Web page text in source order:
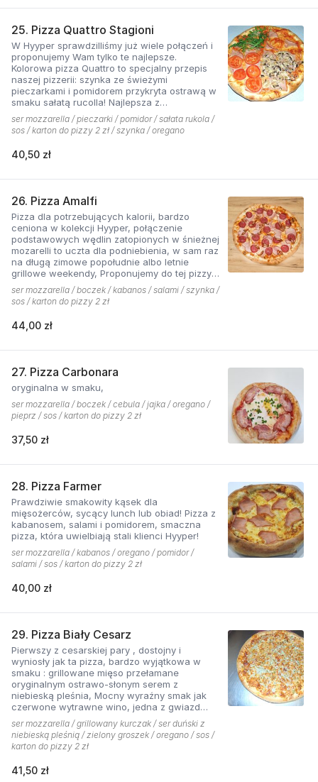
25. Pizza Quattro Stagioni
W Hyyper sprawdzilliśmy już wiele połączeń i
proponujemy Wam tylko te najlepsze.
Kolorowa pizza Quattro to specjalny przepis
naszej pizzerii: szynka ze świeżymi
pieczarkami i pomidorem przykryta ostrawą w
smaku sałatą rucolla! Najlepsza z
czosnkowym sosem według naszej receptury
ser mozzarella / pieczarki / pomidor / sałata rukola /
sos / karton do pizzy 2 zł / szynka / oregano
40,50 zł
26. Pizza Amalfi
Pizza dla potrzebujących kalorii, bardzo
ceniona w kolekcji Hyyper, połączenie
podstawowych wędlin zatopionych w śnieżnej
mozarelli to uczta dla podniebienia, w sam raz
na długą zimowe popołudnie albo letnie
grillowe weekendy, Proponujemy do tej pizzy
sos pomidorowy pikantny z dodatkiem cebuli.
ser mozzarella / boczek / kabanos / salami / szynka /
sos / karton do pizzy 2 zł
44,00 zł
27. Pizza Carbonara
oryginalna w smaku,
ser mozzarella / boczek / cebula / jajka / oregano /
pieprz / sos / karton do pizzy 2 zł
37,50 zł
28. Pizza Farmer
Prawdziwie smakowity kąsek dla
mięsożerców, sycący lunch lub obiad! Pizza z
kabanosem, salami i pomidorem, smaczna
pizza, która uwielbiają stali klienci Hyyper!
ser mozzarella / kabanos / oregano / pomidor /
salami / sos / karton do pizzy 2 zł
40,00 zł
29. Pizza Biały Cesarz
Pierwszy z cesarskiej pary , dostojny i
wyniosły jak ta pizza, bardzo wyjątkowa w
smaku : grillowane mięso przełamane
oryginalnym ostrawo-słonym serem z
niebieską pleśnia, Mocny wyraźny smak jak
czerwone wytrawne wino, jedna z gwiazd
kolekcji pizzerii Hyyper.
ser mozzarella / grillowany kurczak / ser duński z
niebieską pleśnią / zielony groszek / oregano / sos /
karton do pizzy 2 zł
41,50 zł